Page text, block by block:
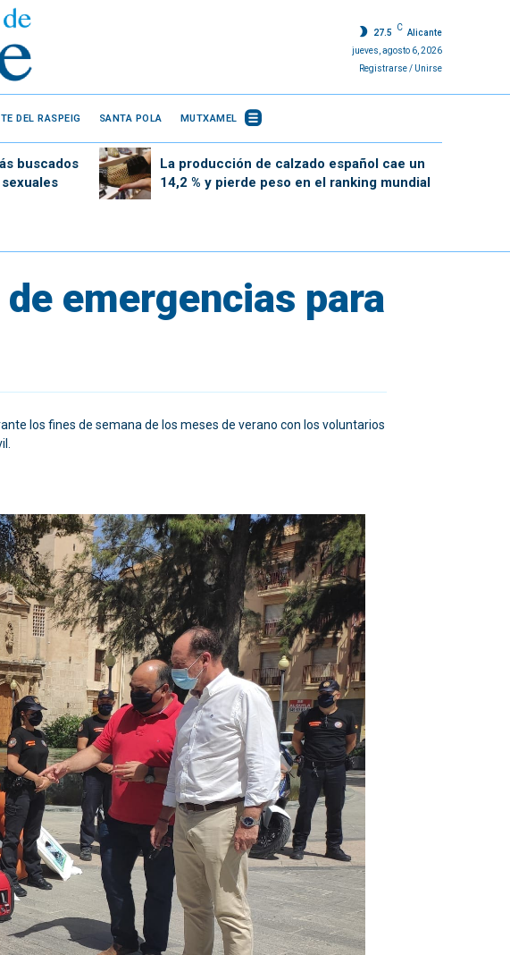
27.5
C
Alicante
jueves, agosto 6, 2026
Registrarse / Unirse
DEL RASPEIG SANTA POLA MUTXAMEL
buscados
La producción de calzado español cae un
14,2 % y pierde peso en el ranking mundial
emergencias para
los fines de semana de los meses de verano con los voluntarios